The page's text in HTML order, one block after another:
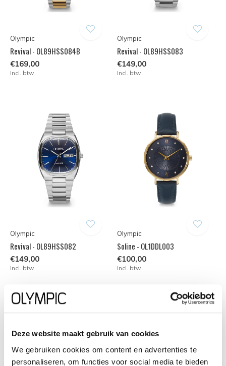
Deze website maakt gebruik van cookies
We gebruiken cookies om content en advertenties te
personaliseren, om functies voor social media te bieden
Olympic
Revival - OL89HSS084B
€169,00
Incl. btw
Olympic
Revival - OL89HSS083
€149,00
Incl. btw
Olympic
Revival - OL89HSS082
€149,00
Incl. btw
Olympic
Soline - OL1DDL003
€100,00
Incl. btw